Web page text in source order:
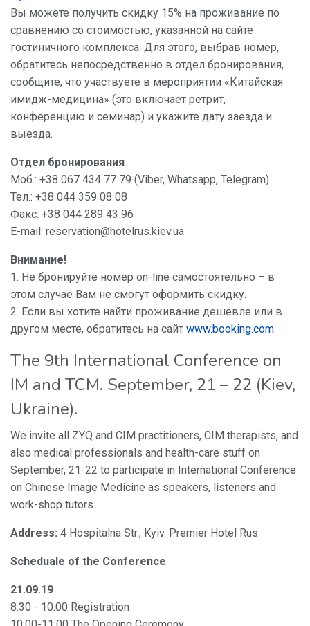
Вы можете получить скидку 15% на проживание по
сравнению со стоимостью, указанной на сайте
гостиничного комплекса. Для этого, выбрав номер,
обратитесь непосредственно в отдел бронирования,
сообщите, что участвуете в мероприятии «Китайская
имидж-медицина» (это включает ретрит,
конференцию и семинар) и укажите дату заезда и
выезда.
Отдел бронирования
Моб.: +38 067 434 77 79 (Viber, Whatsapp, Telegram)
Тел.: +38 044 359 08 08
Факс: +38 044 289 43 96
E-mail: reservation@hotelrus.kiev.ua
Внимание!
1. Не бронируйте номер on-line самостоятельно – в
этом случае Вам не смогут оформить скидку.
2. Если вы хотите найти проживание дешевле или в
другом месте, обратитесь на сайт www.booking.com.
The 9th International Conference on
IM and TCM. September, 21 – 22 (Kiev,
Ukraine).
We invite all ZYQ and CIM practitioners, CIM therapists, and
also medical professionals and health-care stuff on
September, 21-22 to participate in International Conference
on Chinese Image Medicine as speakers, listeners and
work-shop tutors.
Address: 4 Hospitalna Str., Kyiv. Premier Hotel Rus.
Scheduale of the Conference
21.09.19
8:30 - 10:00 Registration